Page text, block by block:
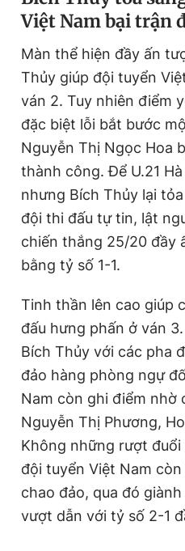
Việt Nam bại trận
Màn thể hiện đầy ấn
Thủy giúp đội tuyển
ván 2. Tuy nhiên điểm
đặc biệt lỗi bắt bước
Nguyễn Thị Ngọc Hoa
thành công. Để U.21
nhưng Bích Thủy lại
đội thi đấu tự tin, lật
chiến thắng 25/20 đầy
bằng tỷ số 1-1.
Tinh thần lên cao giúp
đấu hưng phấn ở ván
Bích Thủy với các pha
đảo hàng phòng ngự
Nam còn ghi điểm nhờ
Nguyễn Thị Phương,
Không những rượt
đội tuyển Việt Nam còn
chao đảo, qua đó
vượt dẫn với tỷ số 2-1